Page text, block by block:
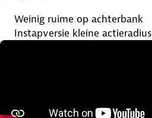
Weinig ruime op achterbank
Instapversie kleine actieradius